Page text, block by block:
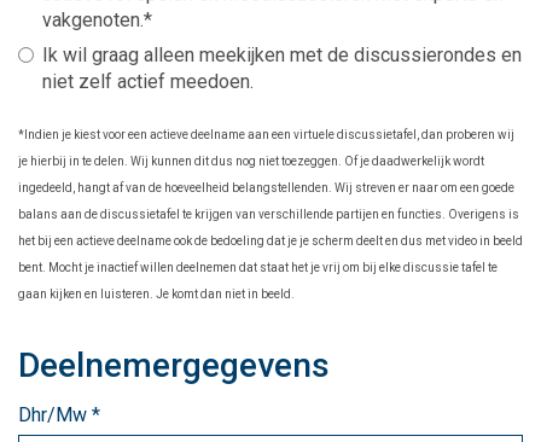
vakgenoten.*
Ik wil graag alleen meekijken met de discussierondes en
niet zelf actief meedoen.
*Indien je kiest voor een actieve deelname aan een virtuele discussietafel, dan proberen wij
je hierbij in te delen. Wij kunnen dit dus nog niet toezeggen. Of je daadwerkelijk wordt
ingedeeld, hangt af van de hoeveelheid belangstellenden. Wij streven er naar om een goede
balans aan de discussietafel te krijgen van verschillende partijen en functies. Overigens is
het bij een actieve deelname ook de bedoeling dat je je scherm deelt en dus met video in beeld
bent. Mocht je inactief willen deelnemen dat staat het je vrij om bij elke discussie tafel te
gaan kijken en luisteren. Je komt dan niet in beeld.
Deelnemergegevens
Dhr/Mw *